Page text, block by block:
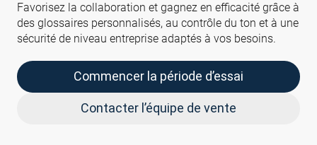
Favorisez la collaboration et gagnez en efficacité grâce à
des glossaires personnalisés, au contrôle du ton et à une
sécurité de niveau entreprise adaptés à vos besoins.
Commencer la période d’essai
Contacter l’équipe de vente